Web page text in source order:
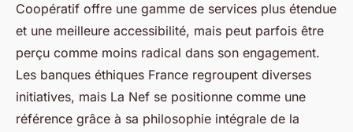
Coopératif offre une gamme de services plus étendue
et une meilleure accessibilité, mais peut parfois être
perçu comme moins radical dans son engagement.
Les banques éthiques France regroupent diverses
initiatives, mais La Nef se positionne comme une
référence grâce à sa philosophie intégrale de la